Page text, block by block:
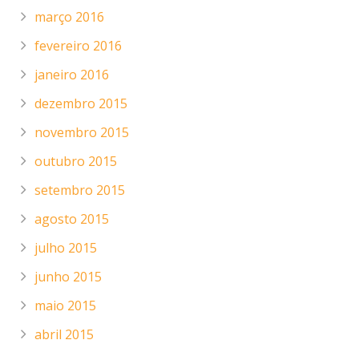
março 2016
fevereiro 2016
janeiro 2016
dezembro 2015
novembro 2015
outubro 2015
setembro 2015
agosto 2015
julho 2015
junho 2015
maio 2015
abril 2015